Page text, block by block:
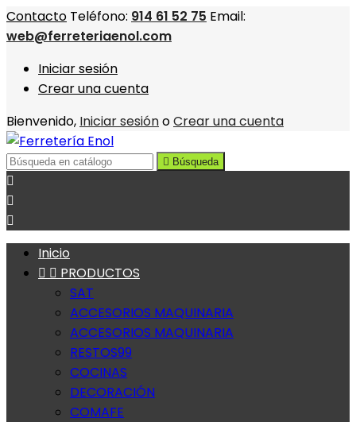
Contacto Teléfono: 914 61 52 75 Email:
web@ferreteriaenol.com
Iniciar sesión
Crear una cuenta
Bienvenido, Iniciar sesiónoCrear una cuenta
 Búsqueda



Inicio
  PRODUCTOS
SAT
ACCESORIOS MAQUINARIA
ACCESORIOS MAQUINARIA
RESTOS99
COCINAS
DECORACIÓN
COMAFE